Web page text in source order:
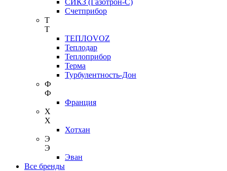
СИКЗ (Газотрон-С)
Счетприбор
Т
Т
ТЕПЛОVOZ
Теплодар
Теплоприбор
Терма
Турбулентность-Дон
Ф
Ф
Франция
Х
Х
Хотхан
Э
Э
Эван
Все бренды